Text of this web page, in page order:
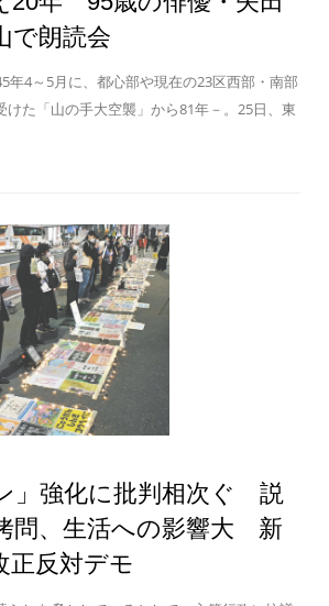
で朗読会
年4～5月に、都心部や現在の23区西部・南部
けた「山の手大空襲」から81年－。25日、東
」強化に批判相次ぐ 説
問、生活への影響大 新
正反対デモ